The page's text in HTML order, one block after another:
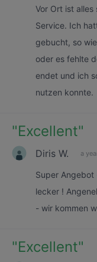
Vor Ort ist
Service. Ich
gebucht, so
oder es fehlte
endet und ich
nutzen konnte.
"Excellent"
Diris W. a
Super
lecker !
- wir kommen
"Excellent"